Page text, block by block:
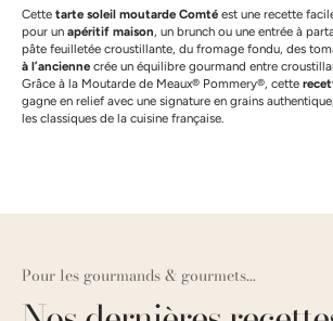
Cette tarte soleil moutarde Comté est une recette
pour un apéritif maison, un brunch ou une entrée à
pâte feuilletée croustillante, du fromage fondu, des
à l’ancienne crée un équilibre gourmand entre
Grâce à la Moutarde de Meaux® Pommery®, cette
gagne en relief avec une signature en grains
les classiques de la cuisine française.
Pour les gourmands & gourmets...